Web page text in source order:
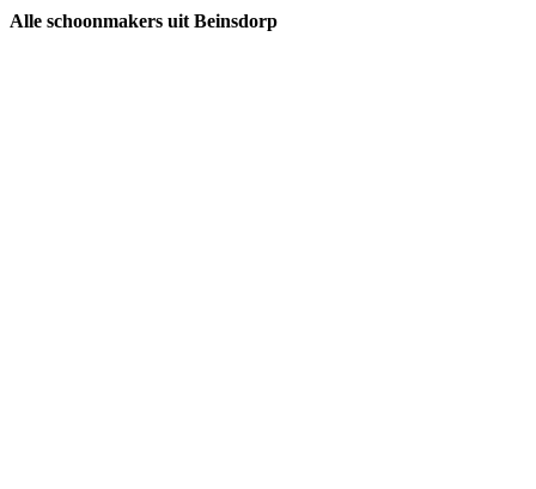
Alle schoonmakers uit Beinsdorp